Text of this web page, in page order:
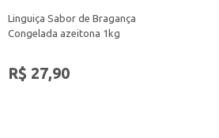
Linguiça Sabor de Bragança
Congelada azeitona 1kg
R$ 27,90